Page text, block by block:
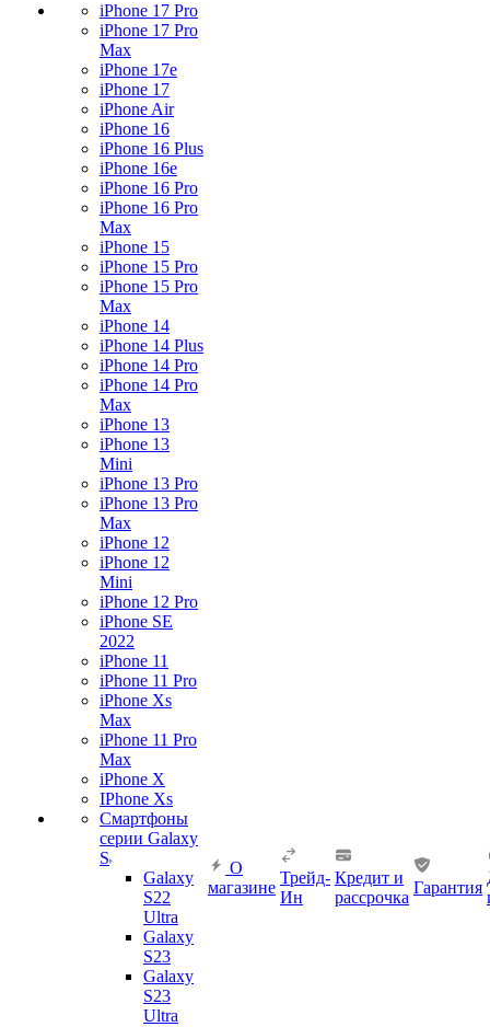
iPhone 17 Pro
iPhone 17 Pro
Max
iPhone 17e
iPhone 17
iPhone Air
iPhone 16
iPhone 16 Plus
iPhone 16e
iPhone 16 Pro
iPhone 16 Pro
Max
iPhone 15
iPhone 15 Pro
iPhone 15 Pro
Max
iPhone 14
iPhone 14 Plus
iPhone 14 Pro
iPhone 14 Pro
Max
iPhone 13
iPhone 13
Mini
iPhone 13 Pro
iPhone 13 Pro
Max
iPhone 12
iPhone 12
Mini
iPhone 12 Pro
iPhone SE
2022
iPhone 11
iPhone 11 Pro
iPhone Xs
Max
iPhone 11 Pro
Max
iPhone X
IPhone Xs
Смартфоны
серии Galaxy
S
Galaxy
S22
Ultra
Galaxy
S23
Galaxy
S23
Ultra
О
магазине
Трейд-
Ин
Кредит и
рассрочка
Гарантия